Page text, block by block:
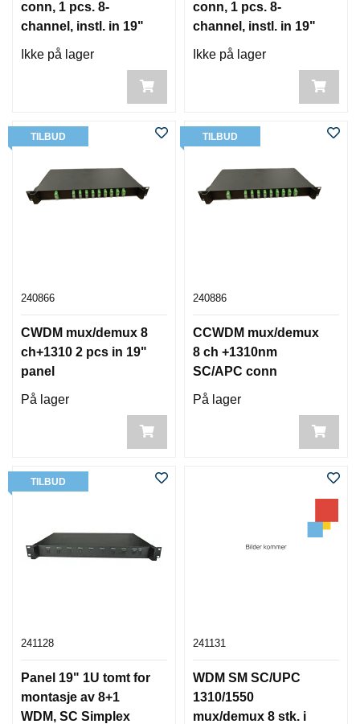
conn, 1 pcs. 8-
channel, instl. in 19"
Ikke på lager
conn, 1 pcs. 8-
channel, instl. in 19"
Ikke på lager
TILBUD
240866
CWDM mux/demux 8
ch+1310 2 pcs in 19"
panel
På lager
TILBUD
240886
CCWDM mux/demux
8 ch +1310nm
SC/APC conn
På lager
TILBUD
241128
Panel 19" 1U tomt for
montasje av 8+1
WDM, SC Simplex
241131
WDM SM SC/UPC
1310/1550
mux/demux 8 stk. i